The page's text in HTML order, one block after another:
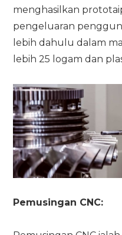
menghasilkan
pengeluaran
lebih dahulu dalam
lebih 25 logam dan
Pemusingan CNC: